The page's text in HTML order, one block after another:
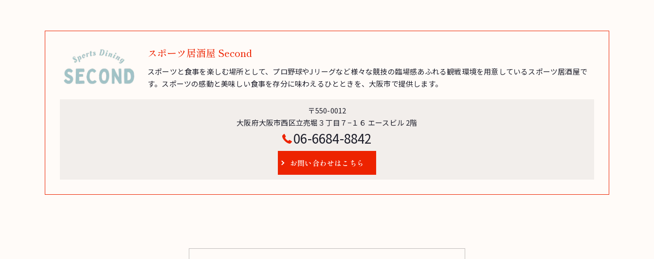
スポーツ居酒屋 Second
スポーツと食事を楽しむ場所として、プロ野球やJリーグなど様々な競技の臨場感あふれる観戦環境を用意しているスポーツ居酒屋で
す。スポーツの感動と美味しい食事を存分に味わえるひとときを、大阪市で提供します。
〒550-0012
大阪府大阪市西区立売堀３丁目７−１６ エースビル 2階
06-6684-8842
お問い合わせはこちら